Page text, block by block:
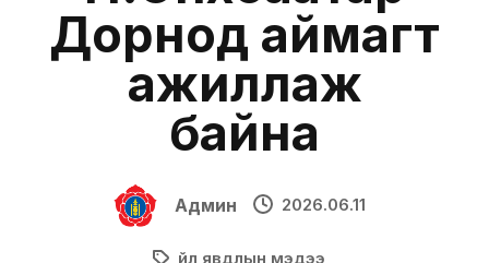
Дорнод аймагт
ажиллаж
байна
Админ 2026.06.11
Үйл явдлын мэдээ